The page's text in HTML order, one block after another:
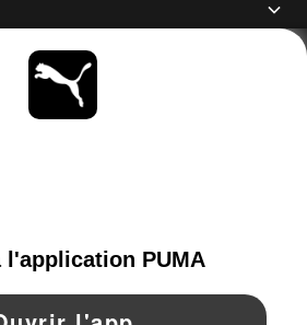
Pinterest